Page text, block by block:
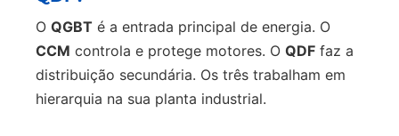
O QGBT é a entrada principal de energia. O
CCM controla e protege motores. O QDF faz a
distribuição secundária. Os três trabalham em
hierarquia na sua planta industrial.